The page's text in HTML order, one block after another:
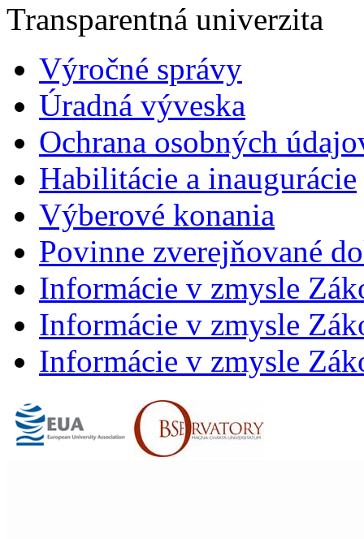
Transparentná univerzita
Výročné správy
Úradná výveska
Ochrana osobných
Habilitácie a inaugurácie
Výberové konania
Povinne zverejňované
Informácie v zmysle
Informácie v zmysle
Informácie v zmysle